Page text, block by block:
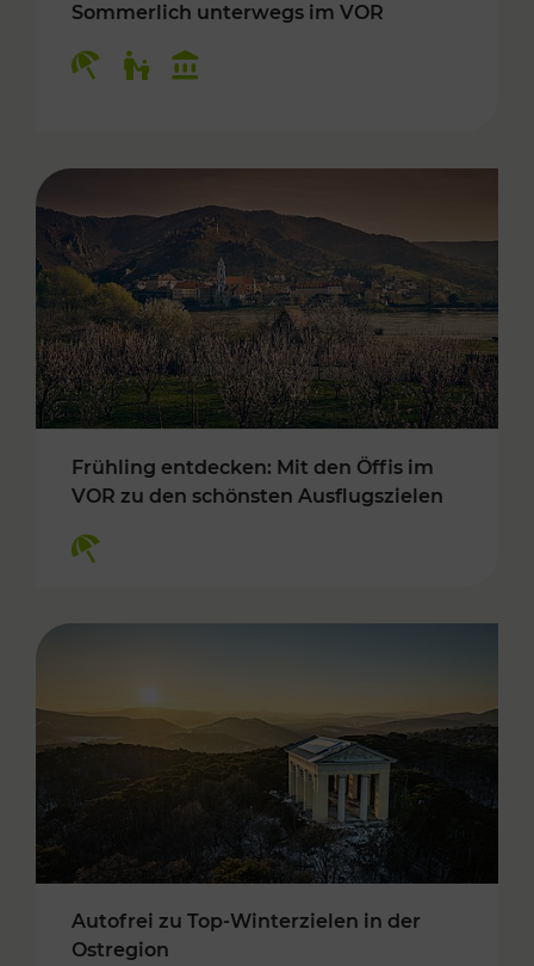
Sommerlich unterwegs im VOR
Frühling entdecken: Mit den Öffis im
VOR zu den schönsten Ausflugszielen
Autofrei zu Top-Winterzielen in der
Ostregion